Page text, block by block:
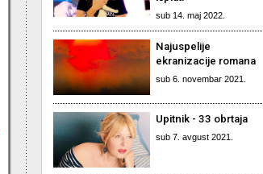
sub 14. maj 2022.
Najuspelije
ekranizacije romana
sub 6. novembar 2021.
Upitnik - 33 obrtaja
sub 7. avgust 2021.